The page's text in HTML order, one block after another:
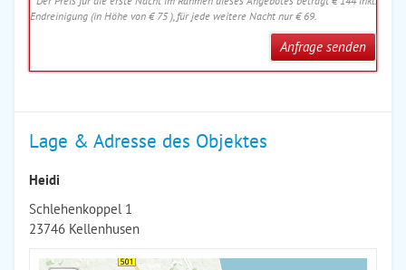
Endreinigung (in Höhe von € 75 ), für jede weitere Nacht nur € 69.
Anfrage senden
Lage & Adresse des Objektes
Heidi
Schlehenkoppel 1
23746 Kellenhusen